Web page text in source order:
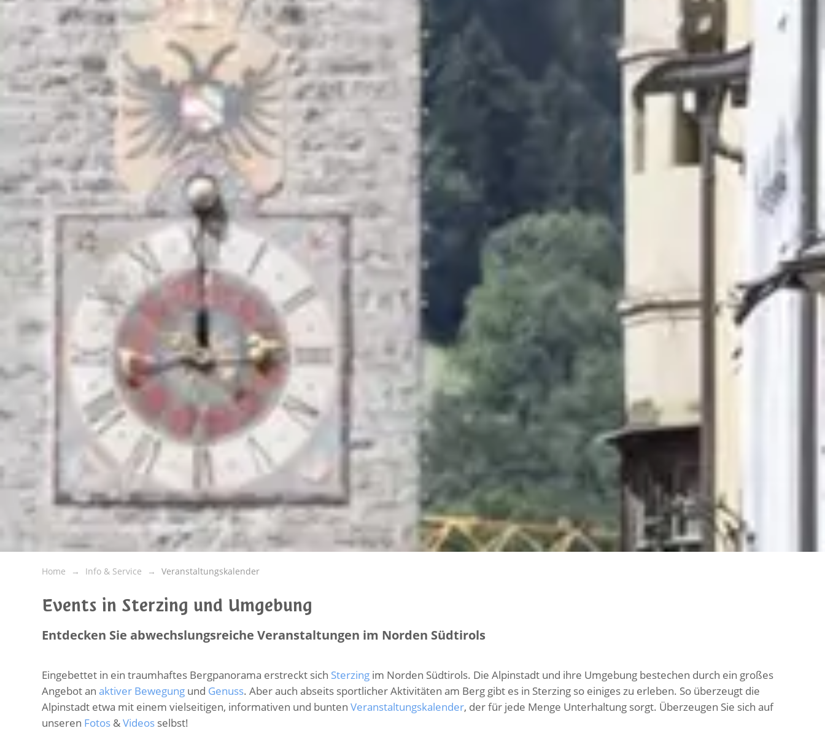
Home Info & Service Veranstaltungskalender
Events in Sterzing und Umgebung
Entdecken Sie abwechslungsreiche Veranstaltungen im Norden Südtirols
Eingebettet in ein traumhaftes Bergpanorama erstreckt sich Sterzing im Norden Südtirols. Die Alpinstadt und ihre Umgebung bestechen durch ein großes
Angebot an aktiver Bewegung und Genuss. Aber auch abseits sportlicher Aktivitäten am Berg gibt es in Sterzing so einiges zu erleben. So überzeugt die
Alpinstadt etwa mit einem vielseitigen, informativen und bunten Veranstaltungskalender, der für jede Menge Unterhaltung sorgt. Überzeugen Sie sich auf
unseren Fotos &Videos selbst!